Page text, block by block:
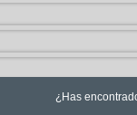
¿Has